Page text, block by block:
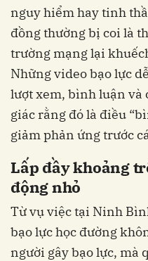
nguy hiểm hay tinh
đồng thường bị coi là
trường mạng lại
Những video bạo lực
lượt xem, bình luận và
giác rằng đó là điều
giảm phản ứng trước
Lấp đầy khoảng
động nhỏ
Từ vụ việc tại Ninh
bạo lực học đường
người gây bạo lực, mà